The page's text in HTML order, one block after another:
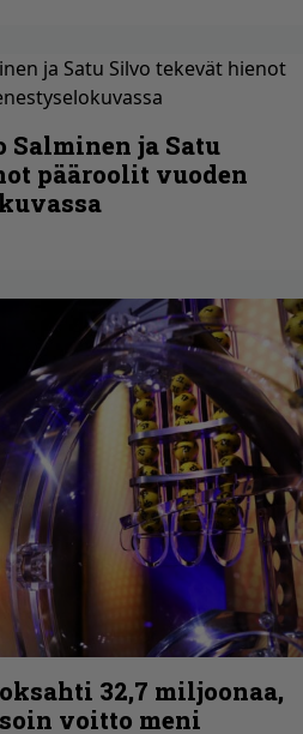
Salminen ja Satu
pääroolit vuoden
32,7 miljoonaa,
voitto meni